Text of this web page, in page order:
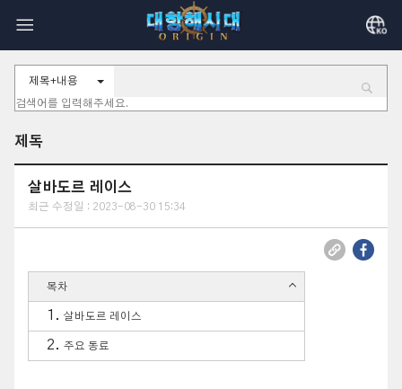
제목+내용
제독
살바도르 레이스
최근 수정일 : 2023-08-30 15:34
목차
살바도르 레이스
주요 동료